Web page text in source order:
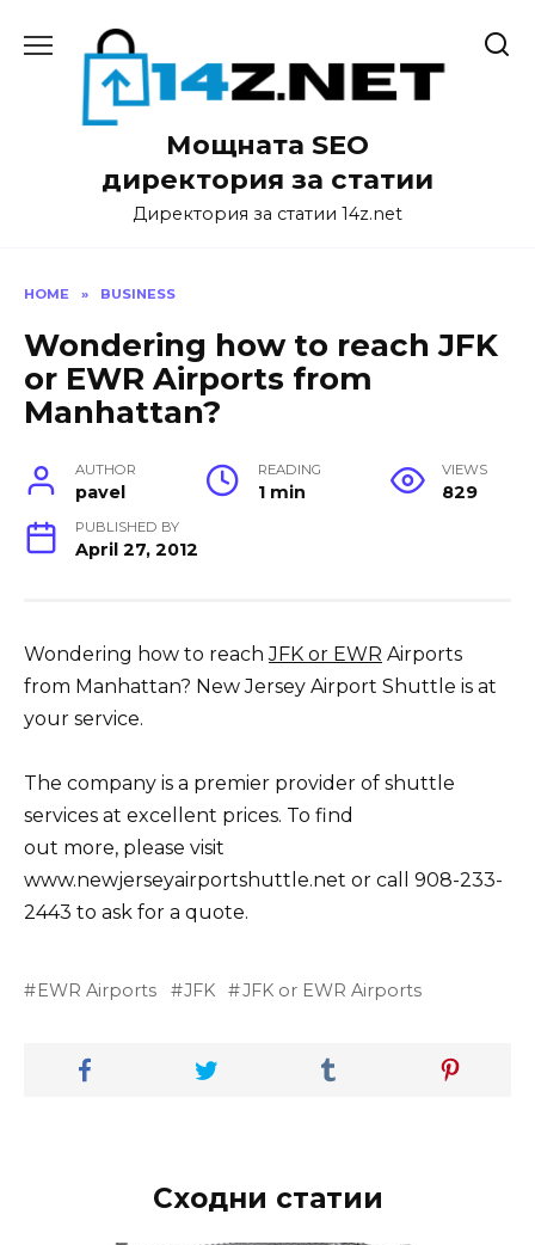
Мощната SEO
директория за статии
Директория за статии 14z.net
HOME » BUSINESS
Wondering how to reach JFK
or EWR Airports from
Manhattan?
AUTHOR
pavel
READING
1 min
VIEWS
829
PUBLISHED BY
April 27, 2012
Wondering how to reachJFK or EWR Airports
from Manhattan? New Jersey Airport Shuttle is at
your service.
The company is a premier provider of shuttle
services at excellent prices. To find
out more, please visit
www.newjerseyairportshuttle.net or call 908-233-
2443 to ask for a quote.
EWR Airports JFK JFK or EWR Airports
Сходни статии